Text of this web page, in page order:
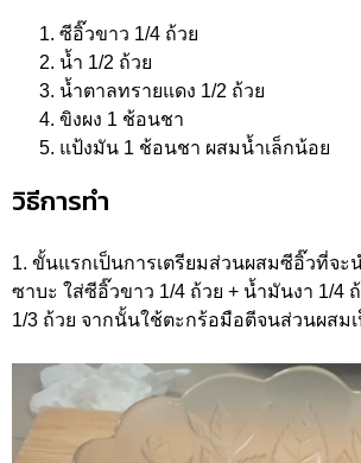
ซีอิ๊วขาว 1/4 ถ้วย
น้ำ 1/2 ถ้วย
น้ำตาลทรายแดง 1/2 ถ้วย
ขิงผง 1 ช้อนชา
แป้งมัน 1 ช้อนชา ผสมน้ำเล็กน้อย
วิธีการทำ
1. ขั้นแรกเป็นการเตรียมส่วนผสมซีอิ๊วที่จะ
ซาบะ ใส่ซีอิ๊วขาว 1/4 ถ้วย + น้ำมันงา 1/4
1/3 ถ้วย จากนั้นใช้ตะกร้อมือตีจนส่วนผสม